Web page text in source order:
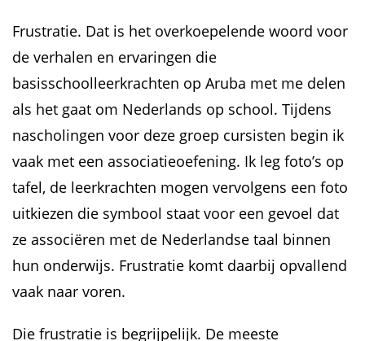
Frustratie. Dat is het overkoepelende woord voor
de verhalen en ervaringen die
basisschoolleerkrachten op Aruba met me delen
als het gaat om Nederlands op school. Tijdens
nascholingen voor deze groep cursisten begin ik
vaak met een associatieoefening. Ik leg foto’s op
tafel, de leerkrachten mogen vervolgens een foto
uitkiezen die symbool staat voor een gevoel dat
ze associëren met de Nederlandse taal binnen
hun onderwijs. Frustratie komt daarbij opvallend
vaak naar voren.
Die frustratie is begrijpelijk. De meeste